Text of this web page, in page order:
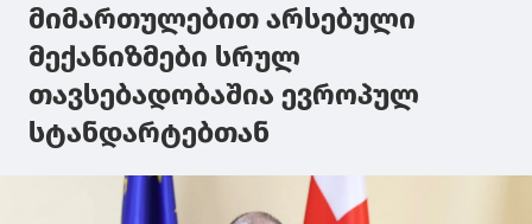
მიმართულებით არსებული
მექანიზმები სრულ
თავსებადობაშია ევროპულ
სტანდარტებთან